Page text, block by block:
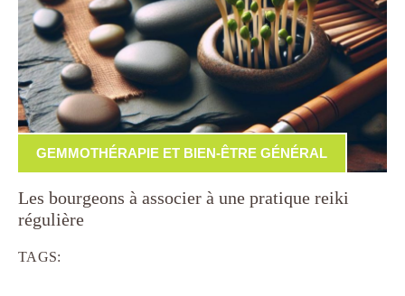
GEMMOTHÉRAPIE ET BIEN-ÊTRE GÉNÉRAL
Les bourgeons à associer à une pratique reiki
régulière
TAGS: